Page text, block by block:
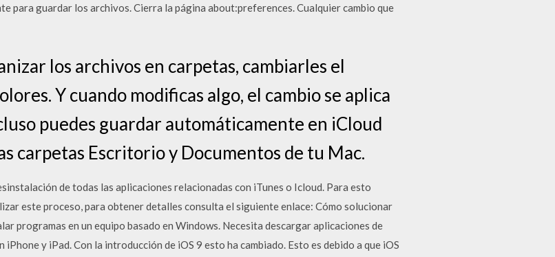
para guardar los archivos. Cierra la página about:preferences. Cualquier cambio que
los archivos en carpetas, cambiarles el
Y cuando modificas algo, el cambio se aplica
puedes guardar automáticamente en iCloud
carpetas Escritorio y Documentos de tu Mac.
de todas las aplicaciones relacionadas con iTunes o Icloud. Para esto
este proceso, para obtener detalles consulta el siguiente enlace: Cómo solucionar
programas en un equipo basado en Windows. Necesita descargar aplicaciones de
y iPad. Con la introducción de iOS 9 esto ha cambiado. Esto es debido a que iOS